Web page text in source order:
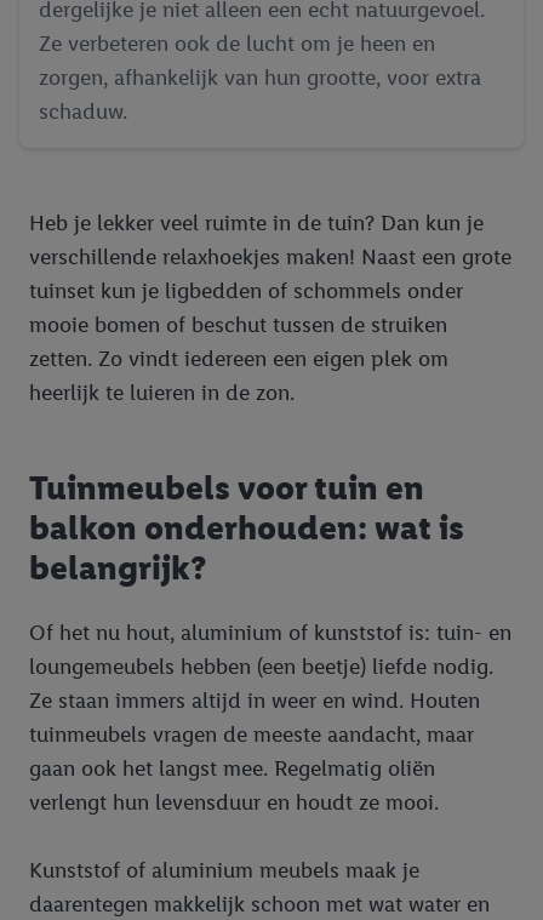
dergelijke je niet alleen een echt natuurgevoel.
Ze verbeteren ook de lucht om je heen en
zorgen, afhankelijk van hun grootte, voor extra
schaduw.
Heb je lekker veel ruimte in de tuin? Dan kun je
verschillende relaxhoekjes maken! Naast een grote
tuinset kun je ligbedden of schommels onder
mooie bomen of beschut tussen de struiken
zetten. Zo vindt iedereen een eigen plek om
heerlijk te luieren in de zon.
Tuinmeubels voor tuin en
balkon onderhouden: wat is
belangrijk?
Of het nu hout, aluminium of kunststof is: tuin- en
loungemeubels hebben (een beetje) liefde nodig.
Ze staan immers altijd in weer en wind. Houten
tuinmeubels vragen de meeste aandacht, maar
gaan ook het langst mee. Regelmatig oliën
verlengt hun levensduur en houdt ze mooi.
Kunststof of aluminium meubels maak je
daarentegen makkelijk schoon met wat water en